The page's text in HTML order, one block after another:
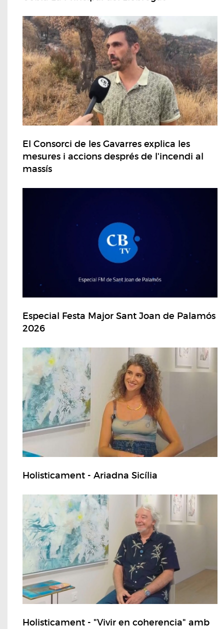
El Consorci de les Gavarres explica les
mesures i accions després de l'incendi al
massís
Especial Festa Major Sant Joan de Palamós
2026
Holisticament - Ariadna Sicília
Holisticament - "Vivir en coherencia" amb